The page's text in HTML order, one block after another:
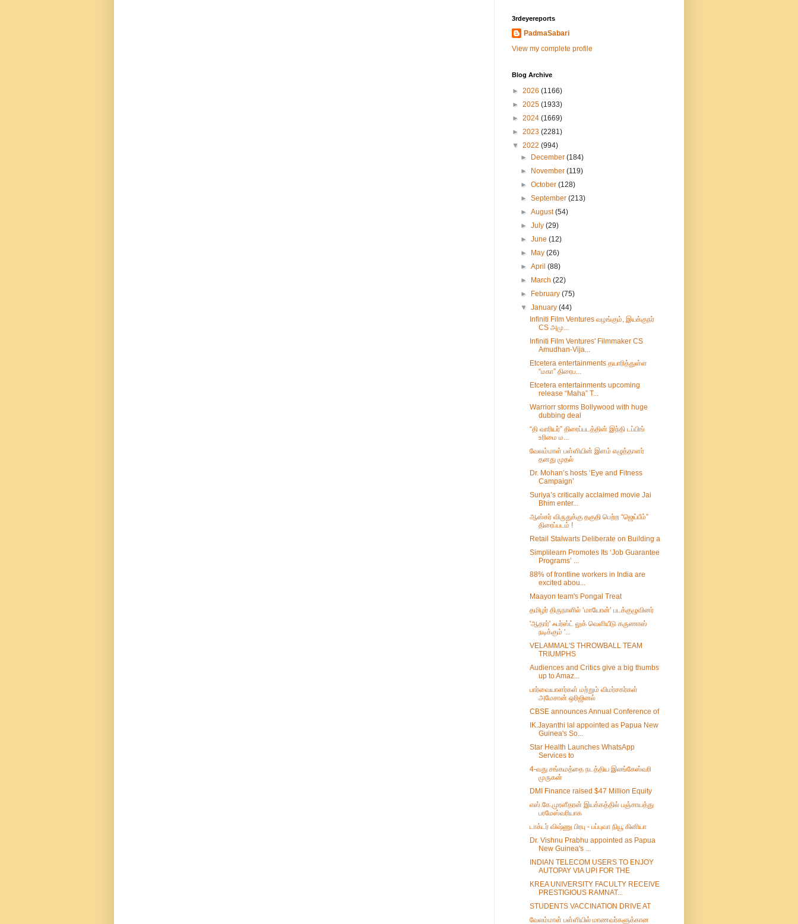
3rdeyereports
PadmaSabari
View my complete profile
Blog Archive
► 2026 (1166)
► 2025 (1933)
► 2024 (1669)
► 2023 (2281)
▼ 2022 (994)
►
December(184)
►
November(119)
►October(128)
►September(213)
►August(54)
►July(29)
►June(12)
►
May(26)
►April(88)
►
March(22)
►
February(75)
▼January(44)
Infiniti Film Ventures வழங்கும், இயக்குநர்
CS அமு...
Infiniti Film Ventures' Filmmaker CS
Amudhan-Vija...
Etcetera entertainments தயாரித்துள்ள
“மகா” திரைப...
Etcetera entertainments upcoming
release “Maha” T...
Warriorr storms Bollywood with huge
dubbing deal
“தி வாரியர்” திரைப்படத்தின் இந்தி டப்பிங்
உரிமை ம...
வேலம்மாள் பள்ளியின் இளம் எழுத்தாளர்
தனது முதல்
Dr. Mohan’s hosts ‘Eye and Fitness
Campaign’
Suriya’s critically acclaimed movie Jai
Bhim enter...
ஆஸ்கர் விருதுக்கு தகுதி பெற்ற “ஜெய்பீம்”
திரைப்படம் !
Retail Stalwarts Deliberate on Building a
Simplilearn Promotes Its ‘Job Guarantee
Programs’ ...
88% of frontline workers in India are
excited abou...
Maayon team's Pongal Treat
தமிழர் திருநாளில் ‘மாயோன்’ படக்குழுவினர்
'ஆதார்' ஃபர்ஸ்ட் லுக் வெளியீடு கருணாஸ்
நடிக்கும் '...
VELAMMAL'S THROWBALL TEAM
TRIUMPHS
Audiences and Critics give a big thumbs
up to Amaz...
பார்வையாளர்கள் மற்றும் விமர்சகர்கள்
அமேசான் ஒரிஜினல்
CBSE announces Annual Conference of
IK.Jayanthi lal appointed as Papua New
Guinea's So...
Star Health Launches WhatsApp
Services to
4-வது சங்கமத்தை நடத்திய இலங்கேஸ்வரி
முருகன்
DMI Finance raised $47 Million Equity
எஸ்.கே.முரளீதரன் இயக்கத்தில் பஞ்சாயத்து
பரமேஸ்வரியாக
டாக்டர் விஷ்ணு பிரபு - பப்புவா நியூ கினியா
Dr. Vishnu Prabhu appointed as Papua
New Guinea's ...
INDIAN TELECOM USERS TO ENJOY
AUTOPAY VIA UPI FOR THE
KREA UNIVERSITY FACULTY RECEIVE
PRESTIGIOUS RAMNAT...
STUDENTS VACCINATION DRIVE AT
வேலம்மாள் பள்ளியில் மாணவர்களுக்கான